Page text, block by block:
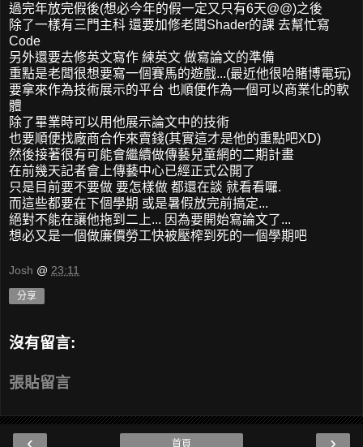
過完年放完假後(想必今年的假一定又只有6天@@)之後
除了一樣有三門主科 還要加修老闆Shader的課 去幫忙寫
Code
另外還要去修英文寫作 練英文 做寫論文的準備
重點是老闆很想要寫一個賽馬的遊戲...(最近他很哈賭博電玩)
要拿來作為技術展示的平台 也順便作為一個可以商業化的軟
體
除了畢業時可以用他展示論文中的技術
也要順便找廠商合作來賣錢(其實這才是他的重點吧XD)
然後接著很有可能會繼續做傳藝兒童網的二期計畫
在前幾天記者會上傳藝中心已經正式公開了
只是目前要不要做 要怎樣做 都還在談 就看看囉.
而這些都要在下個學期 或是暑假放完前搞定...
絕對不能在讓他拖到二上... 因為要開始寫論文了...
想必又是一個做廉價勞工快被壓榨到死的一個學期吧
Josh @ 23:11
分享
沒有留言:
張貼留言
首頁